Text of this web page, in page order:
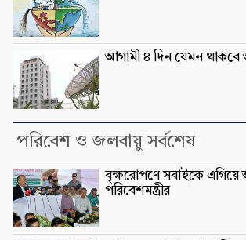
আগামী ৪ দিন যেমন থাকবে
পরিবেশ ও জলবায়ু সর্বশেষ
বৃক্ষরোপণে সবাইকে এগিয়ে
পরিবেশমন্ত্রীর